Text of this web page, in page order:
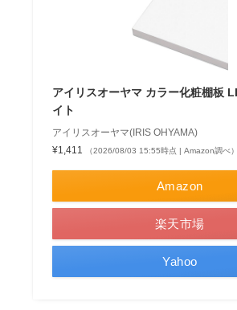
アイリスオーヤマ カラー化粧棚板
イト
アイリスオーヤマ(IRIS OHYAMA)
¥1,411
（2026/08/03 15:55時点 | Amazon調べ）
Amazon
楽天市場
Yahoo